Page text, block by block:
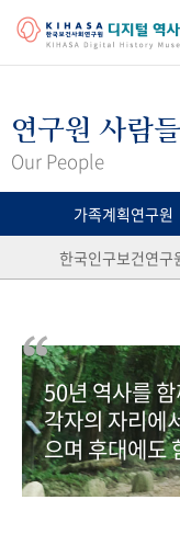
걸어온 길 기관 변천사
연구 역사
정책과 연구 키워드
간행물 변천사
기록물 아카이브
사진 아카이브 문서
50+1주년 기념
연구원 사람들
Our People
가족계획연구원
한국인구보건연구
50년 역사를
각자의 자리에
으며 후대에도